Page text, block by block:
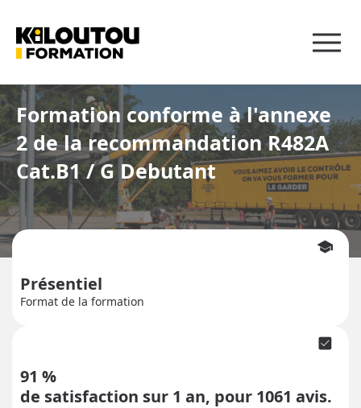
Formation conforme à l'annexe
2 de la recommandation R482A
Cat.B1 / G Debutant
Présentiel
Format de la formation
school
91 %
de satisfaction sur 1 an, pour 1061 avis.
check_box